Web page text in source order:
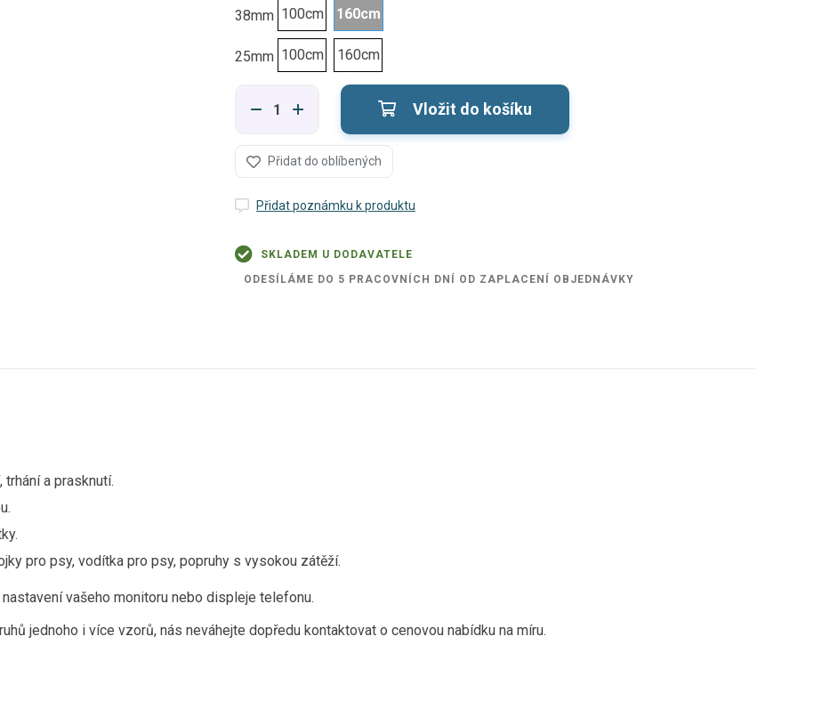
38mm 100cm 160cm
25mm 100cm 160cm
Vložit do košíku
Přidat do oblíbených
Přidat poznámku k produktu
SKLADEM U DODAVATELE
ODESÍLÁME DO 5 PRACOVNÍCH DNÍ OD ZAPLACENÍ OBJEDNÁVKY
a prasknutí.
pro psy, vodítka pro psy, popruhy s vysokou zátěží.
vašeho monitoru nebo displeje telefonu.
jednoho i více vzorů, nás neváhejte dopředu kontaktovat o cenovou nabídku na míru.